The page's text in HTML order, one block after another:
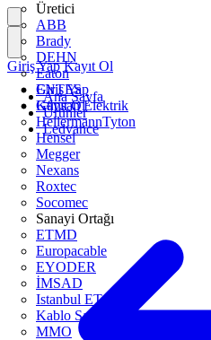
Üretici
ABB
Brady
DEHN
Eaton
ENTES
Günsan Elektrik
HellermannTyton
Hensel
Megger
Nexans
Roxtec
Socomec
Sanayi Ortağı
ETMD
Europacable
EYODER
İMSAD
Istanbul ETO
Kablo Sanayicileri Derneği
MMO
Giriş Yap
Kayıt Ol
Giriş Yap Kayıt Ol
Ana Sayfa
Ürünler
Ledvance